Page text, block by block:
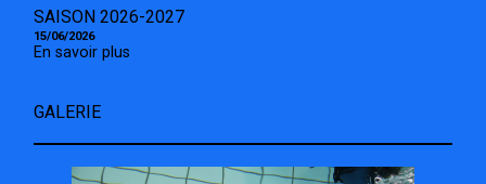
SAISON 2026-2027
15/06/2026
En savoir plus
GALERIE